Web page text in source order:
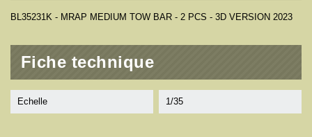
BL35231K - MRAP MEDIUM TOW BAR - 2 PCS - 3D VERSION 2023
Fiche technique
Echelle 1/35